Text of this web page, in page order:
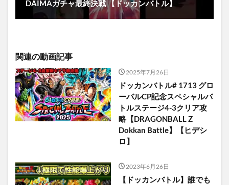
DAIMAガチャ最終決戦 【ドッカンバトル】
関連の動画記事
2025年7月26日
ドッカンバトル# 1713 グロ
ーバルCP記念スペシャルバ
トルステージ4-3クリア攻
略【DRAGONBALL Z
Dokkan Battle】【ヒデシ
ロ】
2023年6月26日
【ドッカンバトル】誰でも